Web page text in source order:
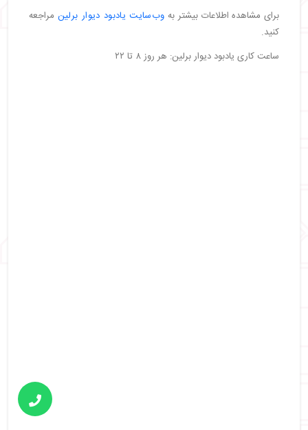
برای مشاهده اطلاعات بیشتر به وب‌سایت یادبود دیوار برلین مراجعه
کنید.
ساعت کاری یادبود دیوار برلین: هر روز ۸ تا ۲۲